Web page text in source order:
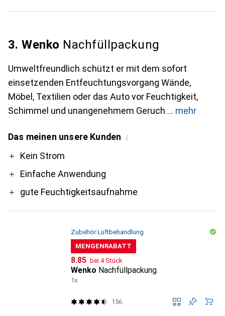
3. Wenko Nachfüllpackung
Umweltfreundlich schützt er mit dem sofort
einsetzenden Entfeuchtungsvorgang Wände,
Möbel, Textilien oder das Auto vor Feuchtigkeit,
Schimmel und unangenehmem Geruch.
mehr
Das meinen unsere Kunden i
ProKein Strom
Einfache Anwendung
gute Feuchtigkeitsaufnahme
Zubehör Luftbehandlung
MENGENRABATT
CHF
8.85 bei 4 Stück
Wenko Nachfüllpackung
1x
156